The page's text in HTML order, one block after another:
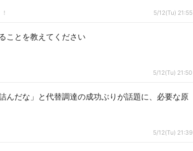
5/12(Tu) 21:55
ことを教えてください
5/12(Tu) 21:50
んだな」と代替調達の成功ぶりが話題に、必要な原
5/12(Tu) 21:39